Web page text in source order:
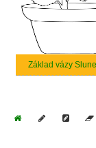
Základ vázy